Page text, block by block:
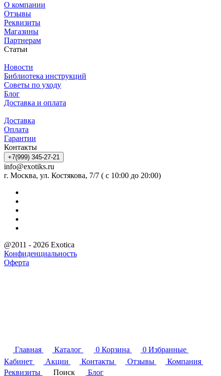
О компании
Отзывы
Реквизиты
Магазины
Партнерам
Статьи
Новости
Библиотека инструкций
Советы по уходу
Блог
Доставка и оплата
Доставка
Оплата
Гарантии
Контакты
+7(999) 345-27-21
info@exotiks.ru
г. Москва, ул. Костякова, 7/7 ( с 10:00 до 20:00)
@2011 - 2026 Exotica
Конфиденциальность
Оферта
Главная Каталог 0 Корзина 0 Избранные
Кабинет
Акции Контакты Отзывы
Компания
Реквизиты
Поиск Блог